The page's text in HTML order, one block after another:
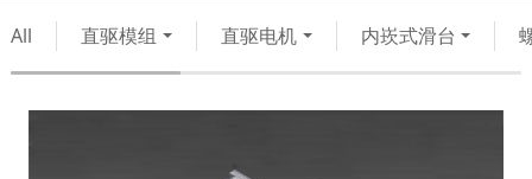
All 直驱模组 直驱电机 内崁式滑台